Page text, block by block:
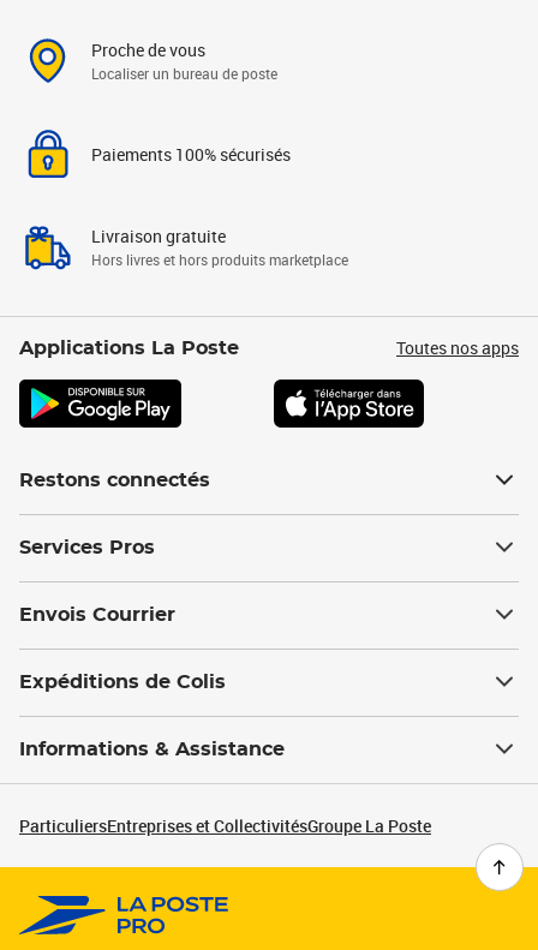
Proche de vous
Localiser un bureau de poste
Paiements 100% sécurisés
Livraison gratuite
Hors livres et hors produits marketplace
Applications La Poste Toutes nos apps
Restons connectés
Services Pros
Envois Courrier
Expéditions de Colis
Informations & Assistance
ParticuliersEntreprises et CollectivitésGroupe La Poste